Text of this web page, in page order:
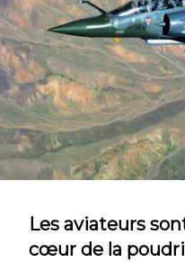
Les aviateurs
cœur de la